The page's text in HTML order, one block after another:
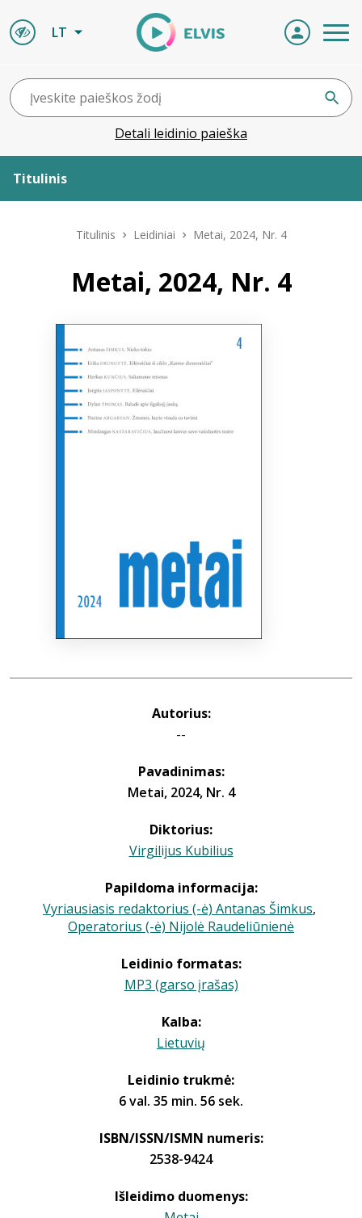
LT
Detali leidinio paieška
Titulinis
Naujienos
Bibliotekoms
Titulinis Leidiniai Metai, 2024, Nr. 4
Metai, 2024, Nr. 4
Autorius:
--
Pavadinimas:
Metai, 2024, Nr. 4
Diktorius:
Virgilijus Kubilius
Papildoma informacija:
Vyriausiasis redaktorius (-ė) Antanas Šimkus,
Operatorius (-ė) Nijolė Raudeliūnienė
Leidinio formatas:
MP3 (garso įrašas)
Kalba:
Lietuvių
Leidinio trukmė:
6 val. 35 min. 56 sek.
ISBN/ISSN/ISMN numeris:
2538-9424
Išleidimo duomenys: